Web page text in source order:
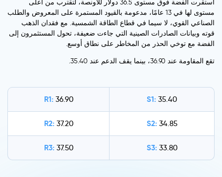
استقرت الفضة فوق مستوى 36.5 دولار للأونصة، لتقترب من أعلى
مستوى لها في 13 عامًا، مدعومة بالقيود المستمرة على المعروض والطلب
الصناعي القوي، لا سيما في قطاع الطاقة الشمسية. مع فقدان الذهب
قوته وبيانات الصادرات الصينية التي جاءت ضعيفة، تحول المستثمرون إلى
الفضة مع توخي الحذر من المخاطر على نطاق أوسع.
تقع المقاومة عند 36.90، بينما يقف الدعم عند 35.40.
R1: 36.90 S1: 35.40
R2: 37.20 S2: 34.85
R3: 37.50 S3: 33.80